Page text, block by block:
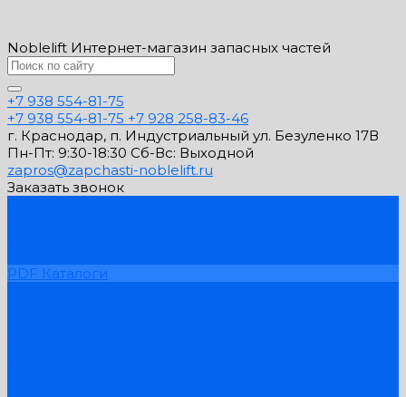
Noblelift Интернет-магазин запасных частей
+7 938 554-81-75
+7 938 554-81-75 +7 928 258-83-46
г. Краснодар, п. Индустриальный ул. Безуленко 17В
Пн-Пт: 9:30-18:30 Cб-Вс: Выходной
zapros@zapchasti-noblelift.ru
Заказать звонок
PDF Каталоги